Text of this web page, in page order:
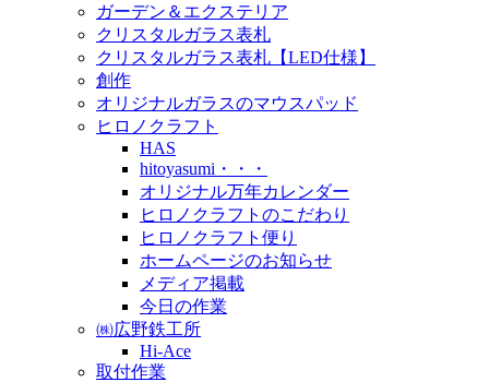
ガーデン＆エクステリア
クリスタルガラス表札
クリスタルガラス表札【LED仕様】
創作
オリジナルガラスのマウスパッド
ヒロノクラフト
HAS
hitoyasumi・・・
オリジナル万年カレンダー
ヒロノクラフトのこだわり
ヒロノクラフト便り
ホームページのお知らせ
メディア掲載
今日の作業
㈱広野鉄工所
Hi-Ace
取付作業